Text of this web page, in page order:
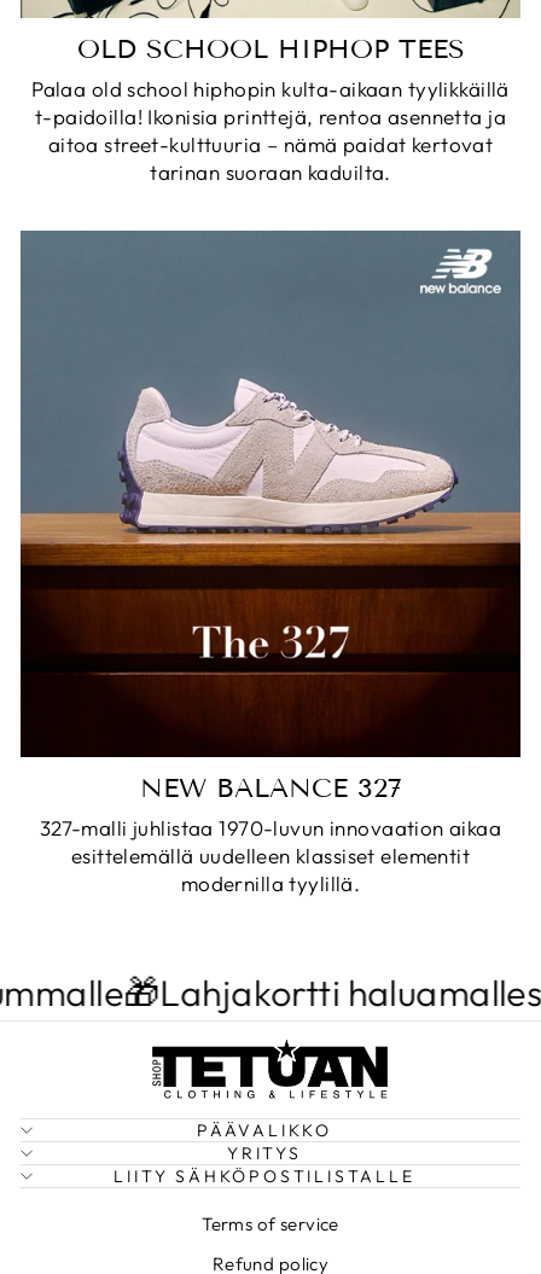
OLD SCHOOL HIPHOP TEES
Palaa old school hiphopin kulta-aikaan tyylikkäillä
t-paidoilla! Ikonisia printtejä, rentoa asennetta ja
aitoa street-kulttuuria – nämä paidat kertovat
tarinan suoraan kaduilta.
NEW BALANCE 327
327-malli juhlistaa 1970-luvun innovaation aikaa
esittelemällä uudelleen klassiset elementit
modernilla tyylillä.
Lahjakortti haluamallesi
PÄÄVALIKKO
YRITYS
LIITY SÄHKÖPOSTILISTALLE
Terms of service
Refund policy